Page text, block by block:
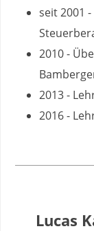
seit 2001
2010 -
2013 -
2016 -
Lucas